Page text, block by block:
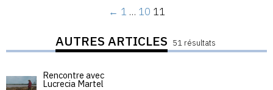
← 1 … 10 11
AUTRES ARTICLES 51 résultats
Rencontre avec
Lucrecia Martel